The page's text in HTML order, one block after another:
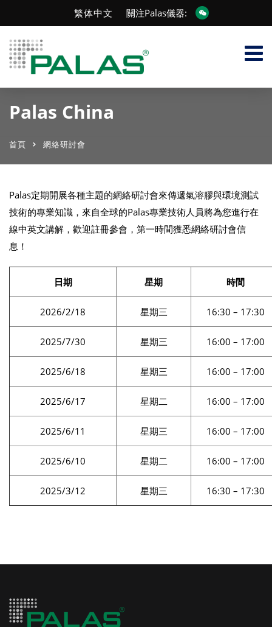
繁体中文 關注Palas儀器:
Palas China
首頁 網絡研討會
Palas定期開展各種主題的網絡研討會來傳遞氣溶膠與環境測試
技術的專業知識，來自全球的Palas專業技術人員將為您進行在
線中英文講解，歡迎註冊參會，第一時間獲悉網絡研討會信
息！
日期 星期 時間
2026/2/18 星期三 16:30 – 17:30
2025/7/30 星期三 16:00 – 17:00
2025/6/18 星期三 16:00 – 17:00
2025/6/17 星期二 16:00 – 17:00
2025/6/11 星期三 16:00 – 17:00
2025/6/10 星期二 16:00 – 17:00
2025/3/12 星期三 16:30 – 17:30